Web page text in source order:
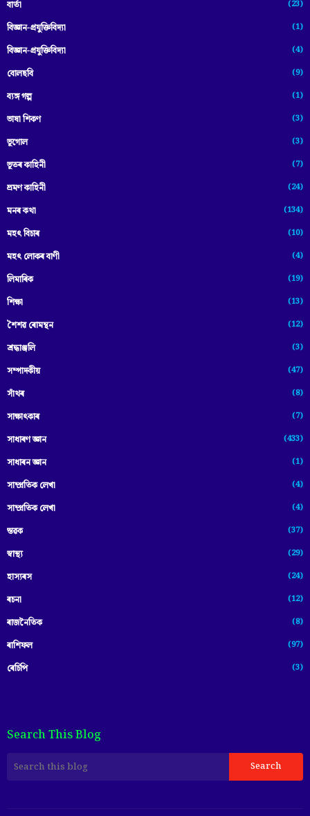
বাৰ্তা (23)
বিজ্ঞান-প্রযুক্তিবিদ্যা (1)
বিজ্ঞান-প্ৰযুক্তিবিদ্যা (4)
বোলছবি (9)
ব্যঙ্গ গল্প (1)
ভাষা শিকণ (3)
ভূগোল (3)
ভূতৰ কাহিনী (7)
ভ্ৰমণ কাহিনী (24)
মনৰ কথা (134)
মহৎ বিচাৰ (10)
মহৎ লোকৰ বাণী (4)
লিমাৰিক (19)
শিক্ষা (13)
শৈশৱ ৰোমন্থন (12)
শ্ৰদ্ধাঞ্জলি (3)
সম্পাদকীয় (47)
সাঁথৰ (8)
সাক্ষাৎকাৰ (7)
সাধাৰণ জ্ঞান (433)
সাধাৰন জ্ঞান (1)
সাম্প্রতিক লেখা (4)
সাম্প্ৰতিক লেখা (4)
স্তৱক (37)
স্বাস্থ্য (29)
হাস্যৰস (24)
ৰচনা (12)
ৰাজনৈতিক (8)
ৰাশিফল (97)
ৰেচিপি (3)
Search This Blog